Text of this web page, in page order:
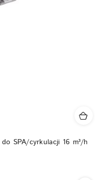
SPA/cyrkulacji 16 m³/h